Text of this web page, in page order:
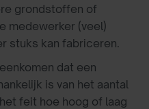
grondstoffen of
medewerker (veel)
stuks kan fabriceren.
dat een
is van het aantal
feit hoe hoog of laag